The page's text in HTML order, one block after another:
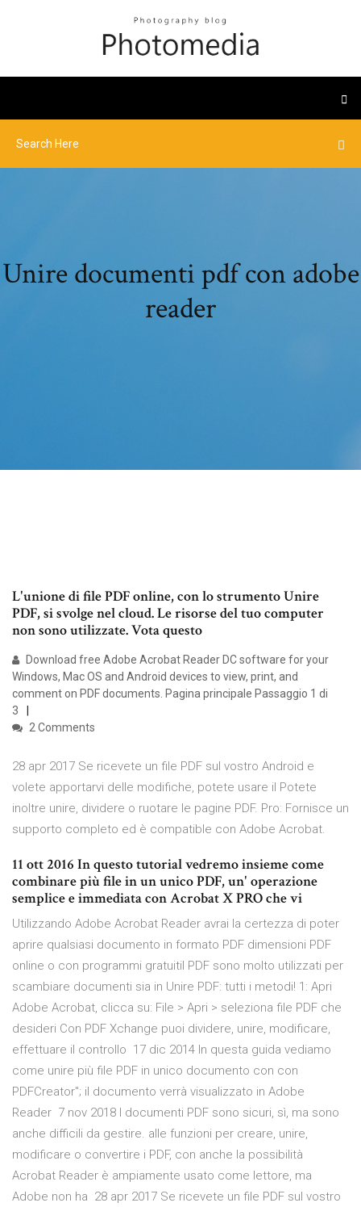
Unire documenti pdf con adobe
reader
L'unione di file PDF online, con lo strumento Unire
PDF, si svolge nel cloud. Le risorse del tuo computer
non sono utilizzate. Vota questo
Download free Adobe Acrobat Reader DC software for your
Windows, Mac OS and Android devices to view, print, and
comment on PDF documents. Pagina principale Passaggio 1 di
3
2 Comments
28 apr 2017 Se ricevete un file PDF sul vostro Android e
volete apportarvi delle modifiche, potete usare il Potete
inoltre unire, dividere o ruotare le pagine PDF. Pro: Fornisce un
supporto completo ed è compatible con Adobe Acrobat.
11 ott 2016 In questo tutorial vedremo insieme come
combinare più file in un unico PDF, un' operazione
semplice e immediata con Acrobat X PRO che vi
Utilizzando Adobe Acrobat Reader avrai la certezza di poter
aprire qualsiasi documento in formato PDF dimensioni PDF
online o con programmi gratuitiI PDF sono molto utilizzati per
scambiare documenti sia in Unire PDF: tutti i metodi! 1: Apri
Adobe Acrobat, clicca su: File > Apri > seleziona file PDF che
desideri Con PDF Xchange puoi dividere, unire, modificare,
effettuare il controllo 17 dic 2014 In questa guida vediamo
come unire più file PDF in unico documento con con
PDFCreator"; il documento verrà visualizzato in Adobe
Reader 7 nov 2018 I documenti PDF sono sicuri, sì, ma sono
anche difficili da gestire. alle funzioni per creare, unire,
modificare o convertire i PDF, con anche la possibilità
Acrobat Reader è ampiamente usato come lettore, ma
Adobe non ha 28 apr 2017 Se ricevete un file PDF sul vostro